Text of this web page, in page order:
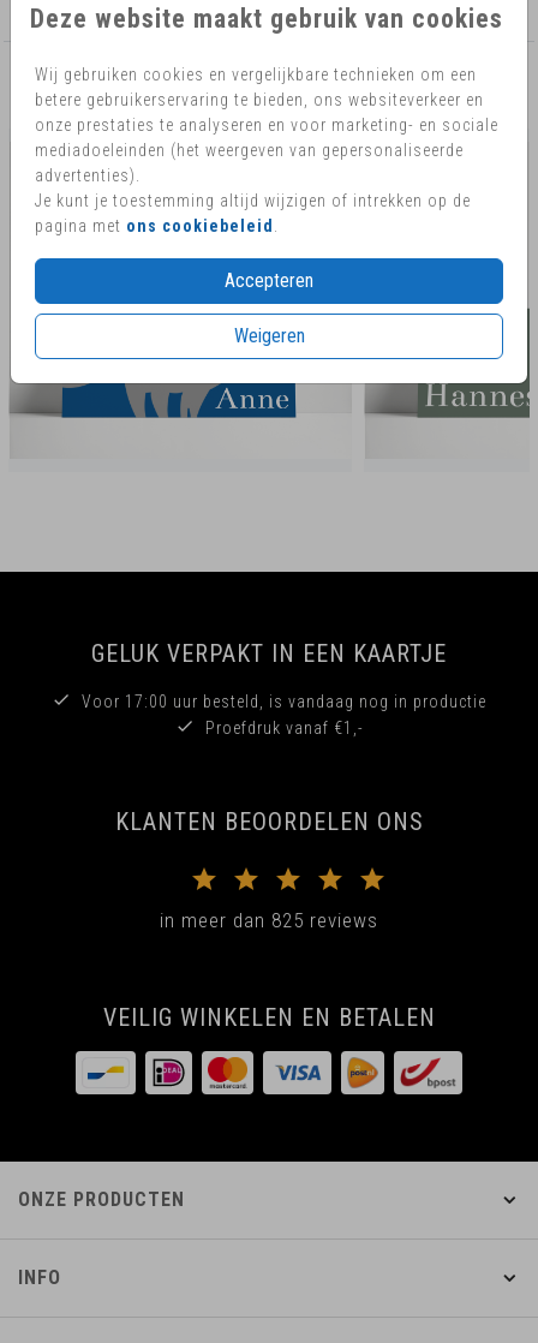
Deze website maakt gebruik van cookies
Wij gebruiken cookies en vergelijkbare technieken om een
betere gebruikerservaring te bieden, ons websiteverkeer en
onze prestaties te analyseren en voor marketing- en sociale
mediadoeleinden (het weergeven van gepersonaliseerde
advertenties).
Je kunt je toestemming altijd wijzigen of intrekken op de
pagina met ons cookiebeleid
Accepteren
Weigeren
AANBEVOLEN
GELUK VERPAKT IN EEN KAARTJE
Voor 17:00 uur besteld, is vandaag nog in productie
Proefdruk vanaf €1,-
KLANTEN BEOORDELEN ONS
in meer dan 825 reviews
VEILIG WINKELEN EN BETALEN
ONZE PRODUCTEN
INFO